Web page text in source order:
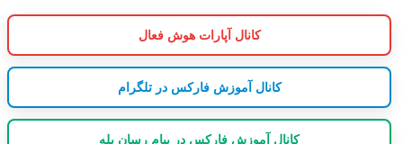
کانال آپارات هوش فعال
کانال آموزش فارکس در تلگرام
کانال آموزش فارکس در پیام رسان بله